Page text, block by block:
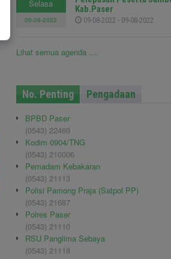
Selasa
09-08-2022
Kab.Paser
09-08-2022 - 09-08-2022
Lihat semua agenda ....
No. Penting Pengadaan
BPBD Paser
(0543) 22469
Kodim 0904/TNG
(0543) 210006
Pemadam Kebakaran
(0543) 21113
Polisi Pamong Praja (Satpol PP)
(0543) 21687
Polres Paser
(0543) 21110
RSU Panglima Sebaya
(0543) 21118